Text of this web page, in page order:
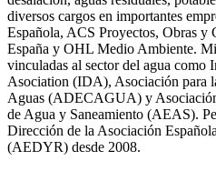
diversos cargos en importantes
Española, ACS Proyectos, Obras y
España y OHL Medio Ambiente.
vinculadas al sector del agua como
Asociation (IDA), Asociación para
Aguas (ADECAGUA) y
de Agua y Saneamiento (AEAS).
Dirección de la Asociación
(AEDYR) desde 2008.